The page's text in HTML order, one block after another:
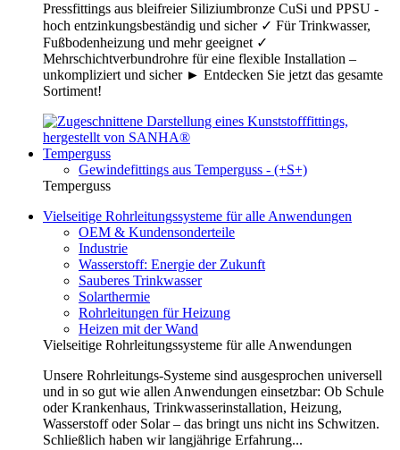
Pressfittings aus bleifreier Siliziumbronze CuSi und PPSU -
hoch entzinkungsbeständig und sicher ✓ Für Trinkwasser,
Fußbodenheizung und mehr geeignet ✓
Mehrschichtverbundrohre für eine flexible Installation –
unkompliziert und sicher ► Entdecken Sie jetzt das gesamte
Sortiment!
Temperguss
Gewindefittings aus Temperguss - (+S+)
Temperguss
Vielseitige Rohrleitungssysteme für alle Anwendungen
OEM & Kundensonderteile
Industrie
Wasserstoff: Energie der Zukunft
Sauberes Trinkwasser
Solarthermie
Rohrleitungen für Heizung
Heizen mit der Wand
Vielseitige Rohrleitungssysteme für alle Anwendungen
Unsere Rohrleitungs-Systeme sind ausgesprochen universell
und in so gut wie allen Anwendungen einsetzbar: Ob Schule
oder Krankenhaus, Trinkwasserinstallation, Heizung,
Wasserstoff oder Solar – das bringt uns nicht ins Schwitzen.
Schließlich haben wir langjährige Erfahrung...